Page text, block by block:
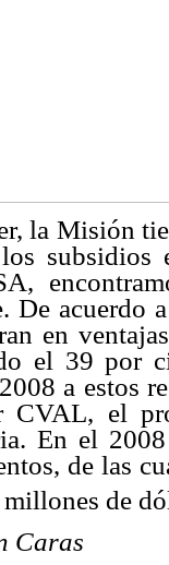
la Misión
De acuerdo
en
el 39 por
a estos
CVAL, el
En el
de las
de
Caras